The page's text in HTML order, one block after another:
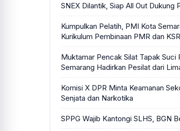
SNEX Dilantik, Siap All Out Dukung
Kumpulkan Pelatih, PMI Kota
Kurikulum Pembinaan PMR dan KSR
Muktamar Pencak Silat Tapak Suci
Semarang Hadirkan Pesilat dari
Komisi X DPR Minta Keamanan
Senjata dan Narkotika
SPPG Wajib Kantongi SLHS, BGN